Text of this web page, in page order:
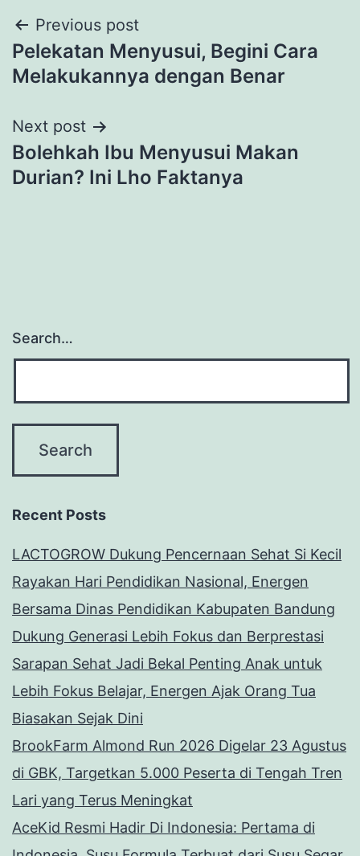
Post
navigation
Previous post
Pelekatan Menyusui, Begini Cara
Melakukannya dengan Benar
Next post
Bolehkah Ibu Menyusui Makan
Durian? Ini Lho Faktanya
Search…
Recent Posts
LACTOGROW Dukung Pencernaan Sehat Si Kecil
Rayakan Hari Pendidikan Nasional, Energen
Bersama Dinas Pendidikan Kabupaten Bandung
Dukung Generasi Lebih Fokus dan Berprestasi
Sarapan Sehat Jadi Bekal Penting Anak untuk
Lebih Fokus Belajar, Energen Ajak Orang Tua
Biasakan Sejak Dini
BrookFarm Almond Run 2026 Digelar 23 Agustus
di GBK, Targetkan 5.000 Peserta di Tengah Tren
Lari yang Terus Meningkat
AceKid Resmi Hadir Di Indonesia: Pertama di